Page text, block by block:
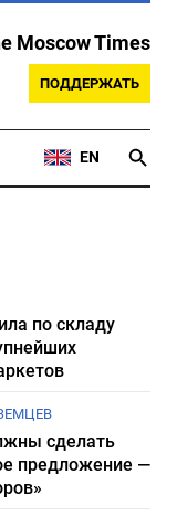
Moscow Times
ПОДДЕРЖАТЬ
EN
по складу
сделать
предложение —